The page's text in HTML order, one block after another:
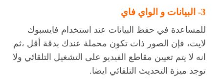
3- البيانات و الواي فاي
للمساعدة في حفظ البيانات عند استخدام فايسبوك
لايت، فإن الصور ذات تكون محملة عندك بدقة أقل ،ثم
انه لا يتم تعيين مقاطع الفيديو على التشغيل التلقائي ولا
توجد ميزة التحديث التلقائي ايضا.